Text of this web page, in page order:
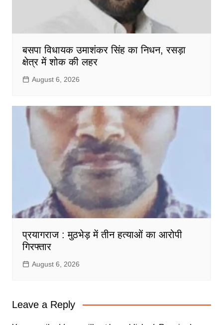
बसपा विधायक उमाशंकर सिंह का निधन, रसड़ा
क्षेत्र में शोक की लहर
August 6, 2026
प्रयागराज : मुठभेड़ में तीन हत्याओं का आरोपी
गिरफ्तार
August 6, 2026
Leave a Reply